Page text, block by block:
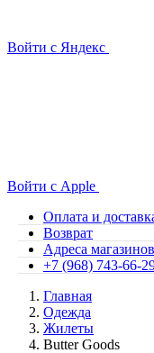
Войти с Яндекс
Войти с Apple
Оплата и
Возврат
Адреса магазинов
+7 (968) 743-66-
Главная
Одежда
Жилеты
Butter Goods